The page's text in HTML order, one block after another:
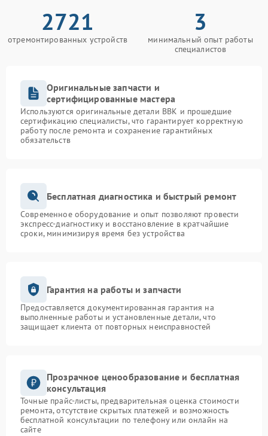
2721
отремонтированных устройств
3
минимальный опыт работы
специалистов
Оригинальные запчасти и
сертифицированные мастера
Используются оригинальные детали BBK и прошедшие
сертификацию специалисты, что гарантирует корректную
работу после ремонта и сохранение гарантийных
обязательств
Бесплатная диагностика и быстрый ремонт
Современное оборудование и опыт позволяют провести
экспресс-диагностику и восстановление в кратчайшие
сроки, минимизируя время без устройства
Гарантия на работы и запчасти
Предоставляется документированная гарантия на
выполненные работы и установленные детали, что
защищает клиента от повторных неисправностей
Прозрачное ценообразование и бесплатная
консультация
Точные прайс-листы, предварительная оценка стоимости
ремонта, отсутствие скрытых платежей и возможность
бесплатной консультации по телефону или онлайн на
сайте